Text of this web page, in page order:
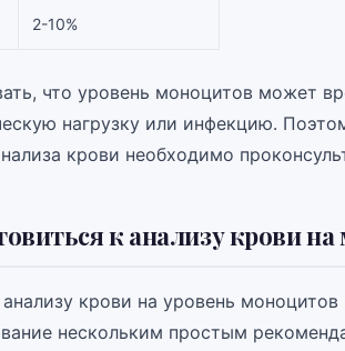
2-10%
что уровень моноцитов может
нагрузку или инфекцию.
крови необходимо
к анализу крови
крови на уровень
нескольким простым